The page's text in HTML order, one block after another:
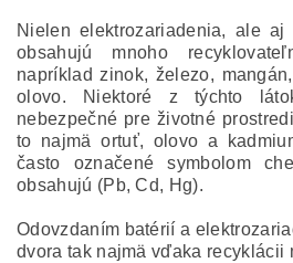
Nielen elektrozariadenia, ale
obsahujú mnoho
napríklad zinok, železo,
olovo. Niektoré z týchto
nebezpečné pre životné
to najmä ortuť, olovo a
často označené symbolom
obsahujú (Pb, Cd, Hg).
Odovzdaním batérií a
dvora tak najmä vďaka recyklácii